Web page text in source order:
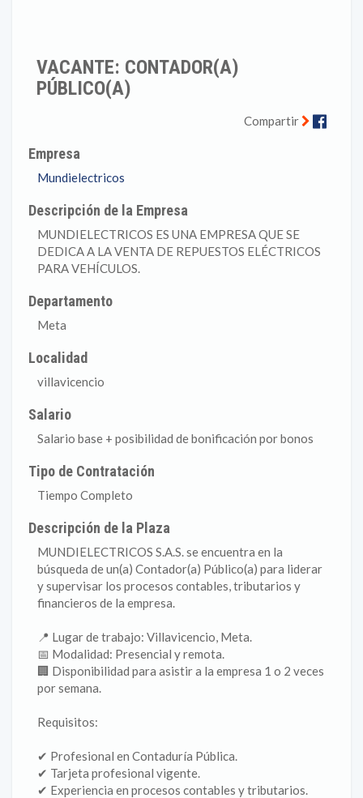
VACANTE: CONTADOR(A)
PÚBLICO(A)
Compartir
Empresa
Mundielectricos
Descripción de la Empresa
MUNDIELECTRICOS ES UNA EMPRESA QUE SE
DEDICA A LA VENTA DE REPUESTOS ELÉCTRICOS
PARA VEHÍCULOS.
Departamento
Meta
Localidad
villavicencio
Salario
Salario base + posibilidad de bonificación por bonos
Tipo de Contratación
Tiempo Completo
Descripción de la Plaza
MUNDIELECTRICOS S.A.S. se encuentra en la
búsqueda de un(a) Contador(a) Público(a) para liderar
y supervisar los procesos contables, tributarios y
financieros de la empresa.
📍 Lugar de trabajo: Villavicencio, Meta.
📅 Modalidad: Presencial y remota.
🏢 Disponibilidad para asistir a la empresa 1 o 2 veces
por semana.
Requisitos:
✔ Profesional en Contaduría Pública.
✔ Tarjeta profesional vigente.
✔ Experiencia en procesos contables y tributarios.